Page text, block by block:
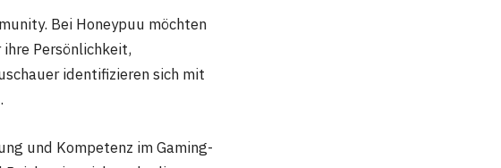
Bei Honeypuu möchten
Persönlichkeit,
identifizieren sich mit
und Kompetenz im Gaming-